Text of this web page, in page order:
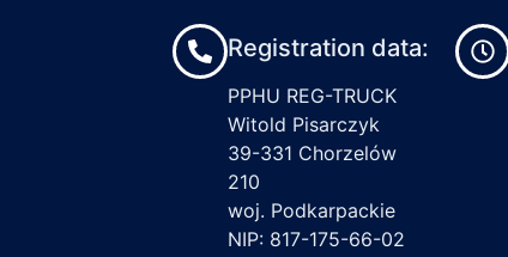
Registration data:
PPHU REG-TRUCK
Witold Pisarczyk
39-331 Chorzelów
210
woj. Podkarpackie
NIP: 817-175-66-02